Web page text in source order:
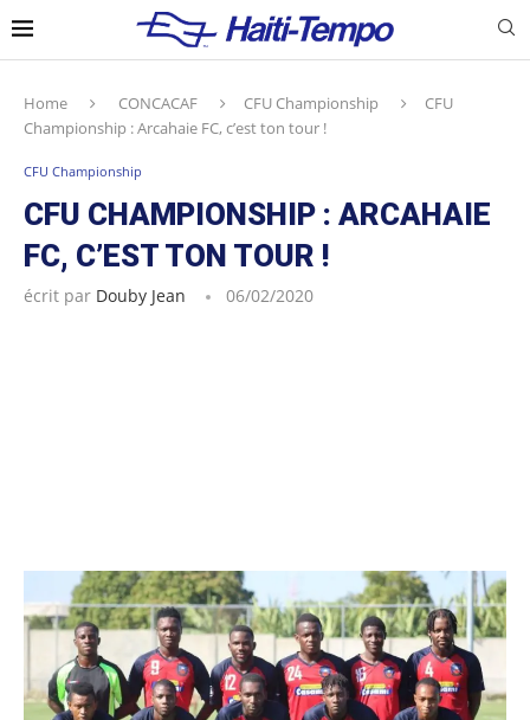
Home CONCACAF CFU Championship
CFU
Championship : Arcahaie FC, c’est ton tour !
CFU Championship
CFU CHAMPIONSHIP : ARCAHAIE
FC, C’EST TON TOUR !
écrit par Douby Jean 06/02/2020